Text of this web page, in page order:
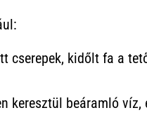
cserepek, kidőlt fa a
keresztül beáramló